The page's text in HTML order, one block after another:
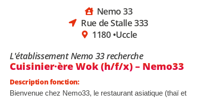
Nemo 33
Rue de Stalle 333
1180 •Uccle
L'établissement Nemo 33 recherche
Cuisinier·ère Wok (h/f/x) – Nemo33
Description fonction:
Bienvenue chez Nemo33, le restaurant asiatique (thaï et